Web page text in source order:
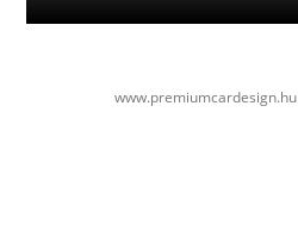
www.premiumcardesign.hu